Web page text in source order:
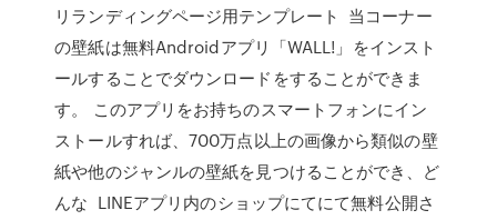
リランディングページ用テンプレート 当コーナー
の壁紙は無料Androidアプリ「WALL!」をインスト
ールすることでダウンロードをすることができま
す。 このアプリをお持ちのスマートフォンにイン
ストールすれば、700万点以上の画像から類似の壁
紙や他のジャンルの壁紙を見つけることができ、ど
んな LINEアプリ内のショップにてにて無料公開さ